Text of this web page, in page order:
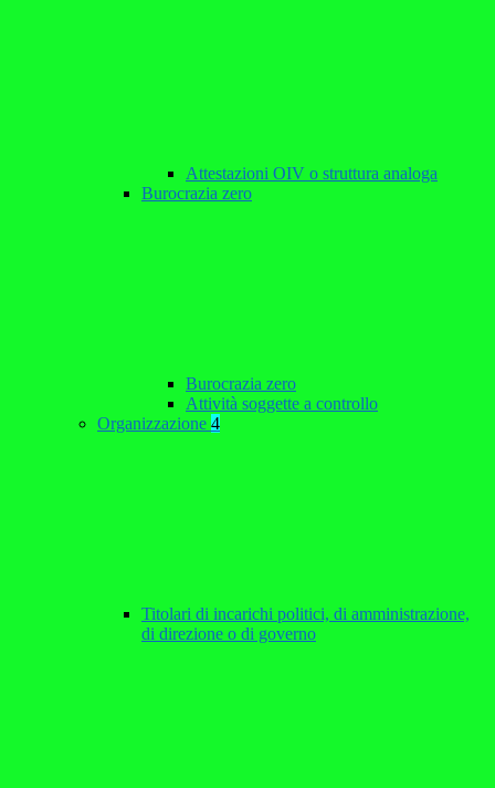
Attestazioni OIV o struttura analoga
Burocrazia zero
Burocrazia zero
Attività soggette a controllo
Organizzazione 4
Titolari di incarichi politici, di amministrazione,
di direzione o di governo